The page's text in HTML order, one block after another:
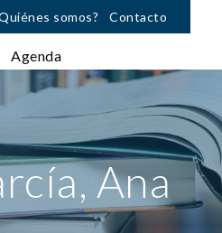
somos? Contacto
Agenda
Ana